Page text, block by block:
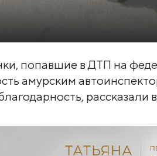
попавшие в ДТП на
амурским
рассказали